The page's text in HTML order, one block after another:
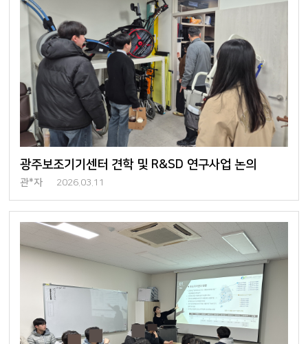
광주보조기기센터 견학 및 R&SD 연구사업 논의
관*자 2026.03.11